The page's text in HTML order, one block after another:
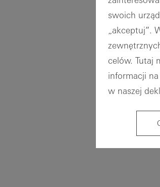
swoich
„akceptuj”.
celów. Tutaj
informacji
w naszej